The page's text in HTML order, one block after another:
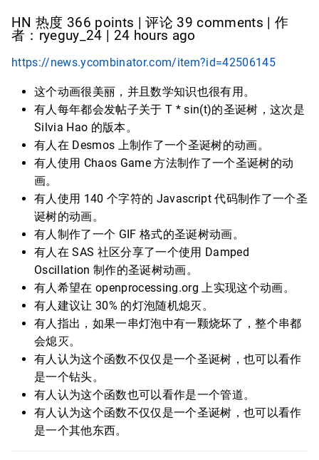
HN 热度 366 points | 评论 39 comments | 作
者：ryeguy_24 | 24 hours ago
https://news.ycombinator.com/item?id=42506145
这个动画很美丽，并且数学知识也很有用。
有人每年都会发帖子关于 T * sin(t)的圣诞树，这次是
Silvia Hao 的版本。
有人在 Desmos 上制作了一个圣诞树的动画。
有人使用 Chaos Game 方法制作了一个圣诞树的动
画。
有人使用 140 个字符的 Javascript 代码制作了一个圣
诞树的动画。
有人制作了一个 GIF 格式的圣诞树动画。
有人在 SAS 社区分享了一个使用 Damped
Oscillation 制作的圣诞树动画。
有人希望在 openprocessing.org 上实现这个动画。
有人建议让 30% 的灯泡随机熄灭。
有人指出，如果一串灯泡中有一颗烧坏了，整个串都
会熄灭。
有人认为这个函数不仅仅是一个圣诞树，也可以看作
是一个钻头。
有人认为这个函数也可以看作是一个管道。
有人认为这个函数不仅仅是一个圣诞树，也可以看作
是一个其他东西。